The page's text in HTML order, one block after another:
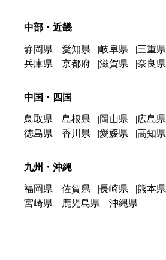
中部・近畿
静岡県 愛知県 岐阜県 三重県
兵庫県
京都府 滋賀県 奈良県
中国・四国
鳥取県 島根県 岡山県 広島県
徳島県
香川県 愛媛県 高知県
九州・沖縄
福岡県 佐賀県 長崎県 熊本県
宮崎県
鹿児島県 沖縄県